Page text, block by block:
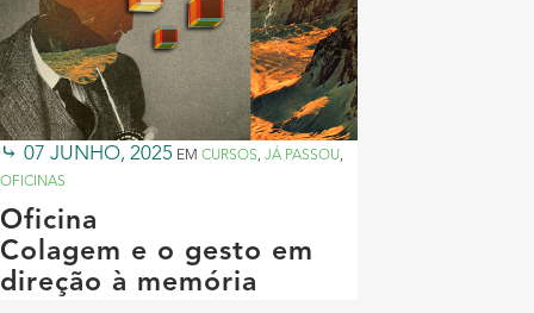
07 JUNHO, 2025 EM CURSOS, JÁ PASSOU,
OFICINAS
Oficina
Colagem e o gesto em
direção à memória